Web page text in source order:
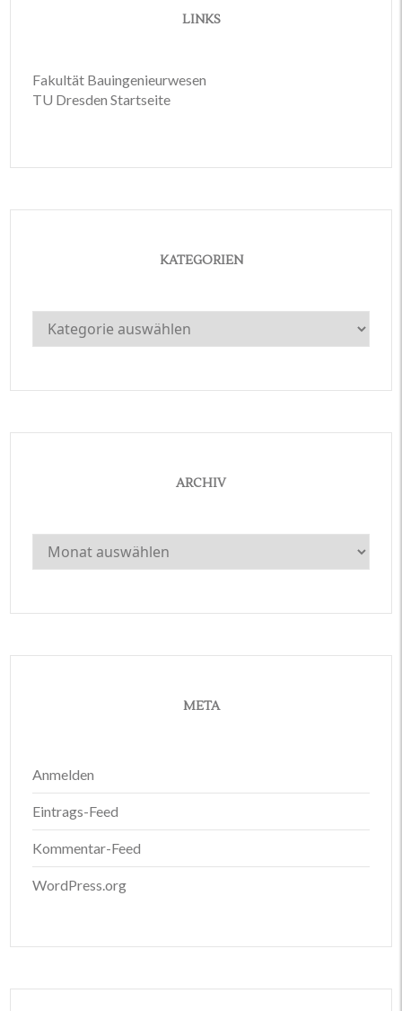
LINKS
Fakultät Bauingenieurwesen
TU Dresden Startseite
KATEGORIEN
Kategorien
ARCHIV
Archiv
META
Anmelden
Eintrags-Feed
Kommentar-Feed
WordPress.org